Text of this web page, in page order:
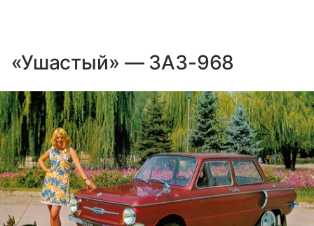
«Ушастый» — ЗАЗ-968